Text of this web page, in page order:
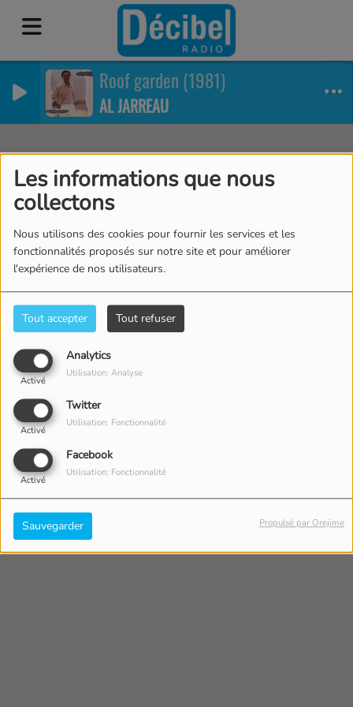
Les informations que nous
collectons
Nous utilisons des cookies pour fournir les services et les
fonctionnalités proposés sur notre site et pour améliorer
l'expérience de nos utilisateurs.
Tout accepter Tout refuser
Analytics
Activé
Utilisation: Analyse
Twitter
Activé
Utilisation: Fonctionnalité
Facebook
Activé
Utilisation: Fonctionnalité
Sauvegarder Propulsé par Orejime
Roof garden (1981)
AL JARREAU
Artistes
Tous 0-9 A B C D E F G H
K
L M N O P
X
Y Z